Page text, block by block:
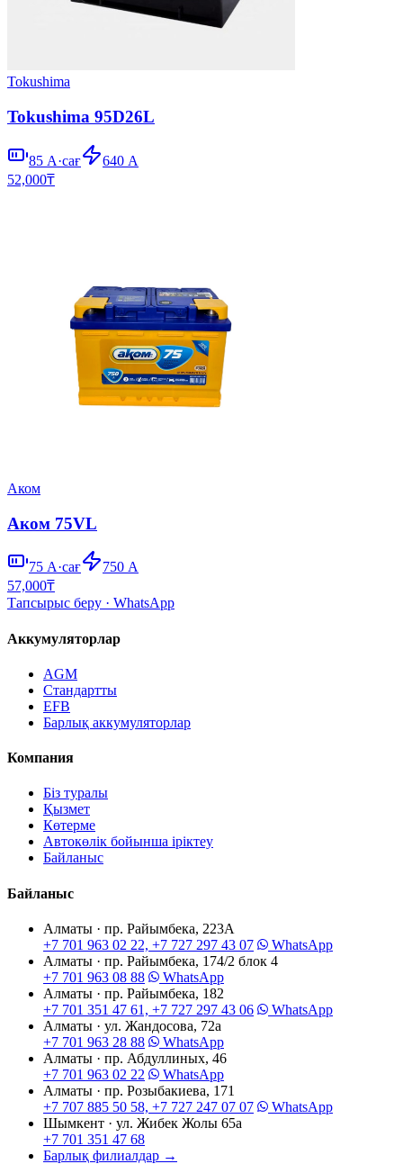
Tokushima
Tokushima 95D26L
85 А·сағ 640 А
52,000₸
Аком
Аком 75VL
75 А·сағ 750 А
57,000₸
Тапсырыс беру · WhatsApp
Аккумуляторлар
AGM
Стандартты
EFB
Барлық аккумуляторлар
Компания
Біз туралы
Қызмет
Көтерме
Автокөлік бойынша іріктеу
Байланыс
Байланыс
Алматы · пр. Райымбека, 223А
+7 701 963 02 22, +7 727 297 43 07
WhatsApp
Алматы · пр. Райымбека, 174/2 блок 4
+7 701 963 08 88
WhatsApp
Алматы · пр. Райымбека, 182
+7 701 351 47 61, +7 727 297 43 06
WhatsApp
Алматы · ул. Жандосова, 72а
+7 701 963 28 88
WhatsApp
Алматы · пр. Абдуллиных, 46
+7 701 963 02 22
WhatsApp
Алматы · пр. Розыбакиева, 171
+7 707 885 50 58, +7 727 247 07 07
WhatsApp
Шымкент · ул. Жибек Жолы 65а
+7 701 351 47 68
Барлық филиалдар →